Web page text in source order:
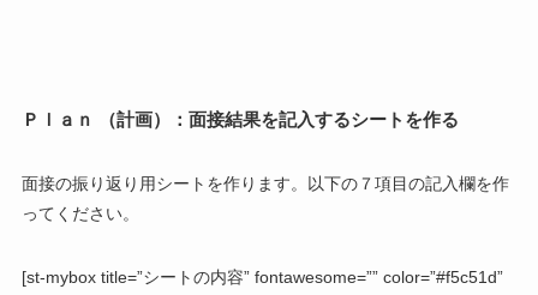
Ｐｌａｎ （計画） ：面接結果を記入するシートを作る
面接の振り返り用シートを作ります。以下の７項目の記入欄を作
ってください。
[st-mybox title=”シートの内容” fontawesome=”” color=”#f5c51d”